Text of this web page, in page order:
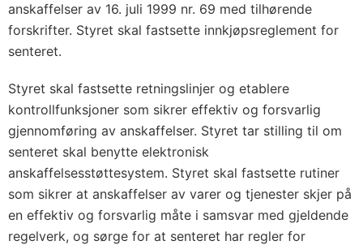
anskaffelser av 16. juli 1999 nr. 69 med tilhørende
forskrifter. Styret skal fastsette innkjøpsreglement for
senteret.
Styret skal fastsette retningslinjer og etablere
kontrollfunksjoner som sikrer effektiv og forsvarlig
gjennomføring av anskaffelser. Styret tar stilling til om
senteret skal benytte elektronisk
anskaffelsesstøttesystem. Styret skal fastsette rutiner
som sikrer at anskaffelser av varer og tjenester skjer på
en effektiv og forsvarlig måte i samsvar med gjeldende
regelverk, og sørge for at senteret har regler for